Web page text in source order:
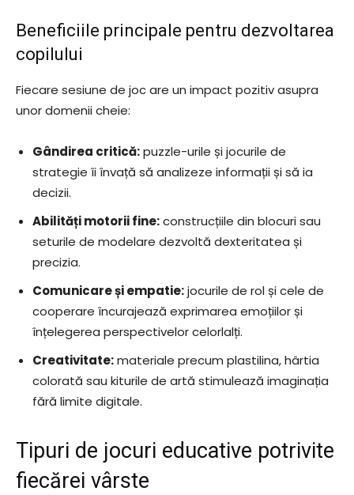
Beneficiile principale pentru dezvoltarea
copilului
Fiecare sesiune de joc are un impact pozitiv asupra
unor domenii cheie:
Gândirea critică:puzzle-urile și jocurile de
strategie îi învață să analizeze informații și să ia
decizii.
Abilități motorii fine:construcțiile din blocuri sau
seturile de modelare dezvoltă dexteritatea și
precizia.
Comunicare și empatie:jocurile de rol și cele de
cooperare încurajează exprimarea emoțiilor și
înțelegerea perspectivelor celorlalți.
Creativitate:materiale precum plastilina, hârtia
colorată sau kiturile de artă stimulează imaginația
fără limite digitale.
Tipuri de jocuri educative potrivite
fiecărei vârste